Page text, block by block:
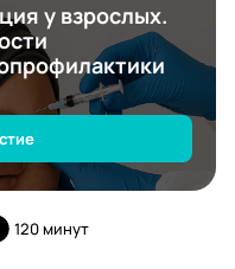
у взрослых.
120 минут